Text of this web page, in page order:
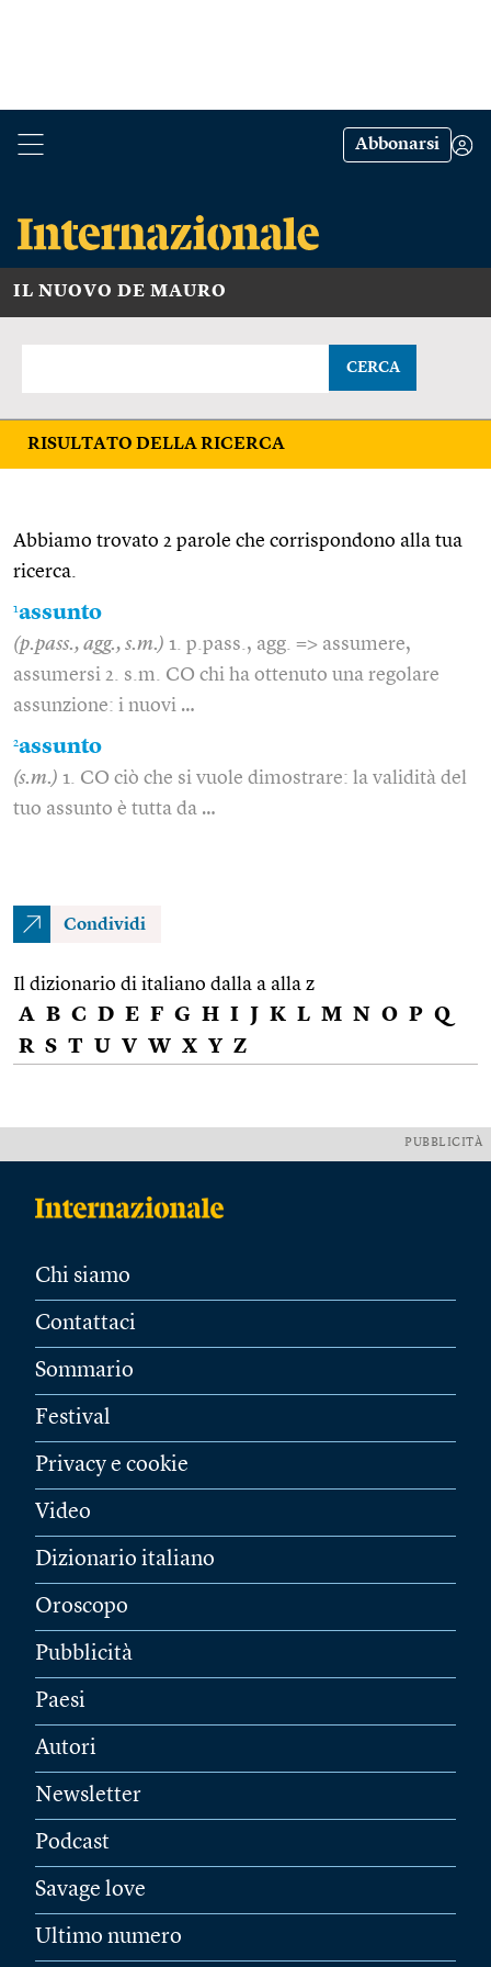
Abbonarsi
IL NUOVO DE MAURO
CERCA
RISULTATO DELLA RICERCA
Abbiamo trovato 2 parole che corrispondono alla tua
ricerca.
1assunto
(p.pass., agg., s.m.) 1. p.pass., agg. => assumere,
assumersi 2. s.m. CO chi ha ottenuto una regolare
assunzione: i nuovi …
2assunto
(s.m.) 1. CO ciò che si vuole dimostrare: la validità del
tuo assunto è tutta da …
Condividi
Il dizionario di italiano dalla a alla z
A B C D E F G H I J K L M N O P Q
R S T U V W X Y Z
PUBBLICITÀ
Chi siamo
Contattaci
Sommario
Festival
Privacy e cookie
Video
Dizionario italiano
Oroscopo
Pubblicità
Paesi
Autori
Newsletter
Podcast
Savage love
Ultimo numero